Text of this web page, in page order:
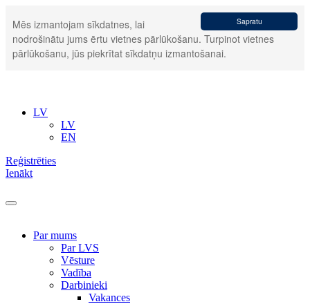
Sapratu
Mēs izmantojam sīkdatnes, lai
nodrošinātu jums ērtu vietnes pārlūkošanu. Turpinot vietnes
pārlūkošanu, jūs piekrītat sīkdatņu izmantošanai.
LV
LV
EN
Reģistrēties
Ienākt
Par mums
Par LVS
Vēsture
Vadība
Darbinieki
Vakances